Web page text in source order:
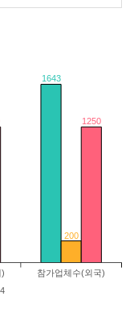
1643
200
1250
참가업체수(외국)